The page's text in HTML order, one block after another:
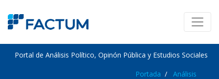
Portal de Análisis Político, Opinón Pública y Estudios Sociales
Portada Análisis